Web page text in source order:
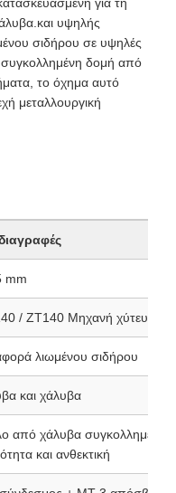
υψηλής
σιδήρου σε υψηλές
συγκολλημένη δομή από
το όχημα αυτό
μεταλλουργική
mm
/ ZT140 Μηχανή χύτευσης
λιωμένου σιδήρου
και χάλυβα
από χάλυβα συγκολλημένη
και ανθεκτική